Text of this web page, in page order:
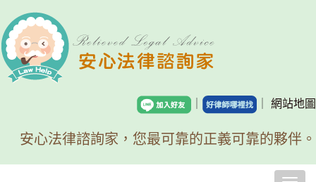
網站地圖
安心法律諮詢家，您最可靠的正義可靠的夥伴。